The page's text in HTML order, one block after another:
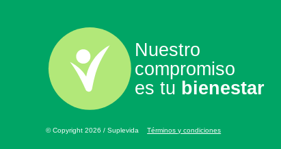
Nuestro
compromiso
es tu bienestar
© Copyright 2026 / SuplevidaTérminos y condiciones